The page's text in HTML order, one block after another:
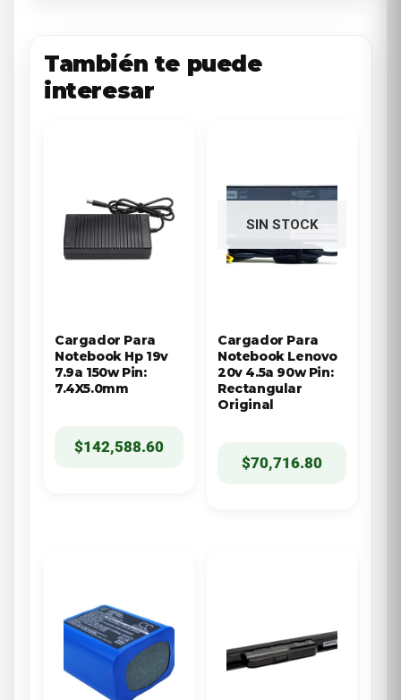
También te puede
interesar
Cargador Para
Notebook Hp 19v
7.9a 150w Pin:
7.4X5.0mm
$142,588.60
SIN STOCK
Cargador Para
Notebook Lenovo
20v 4.5a 90w Pin:
Rectangular
Original
$70,716.80